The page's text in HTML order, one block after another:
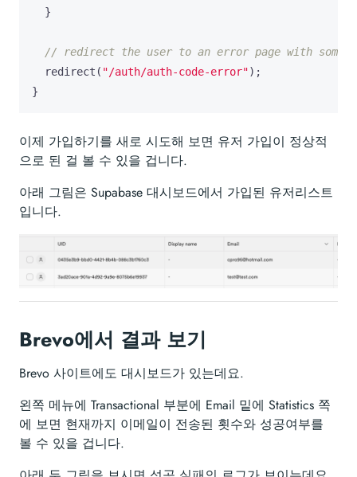
}
redirect ( "/auth/auth-code-error");
}
이제 가입하기를 새로 시도해 보면 유저 가입이 정상적
으로 된 걸 볼 수 있을 겁니다.
아래 그림은 Supabase 대시보드에서 가입된 유저리스트
입니다.
Brevo에서 결과 보기
Brevo 사이트에도 대시보드가 있는데요.
왼쪽 메뉴에 Transactional 부분에 Email 밑에 Statistics 쪽
에 보면 현재까지 이메일이 전송된 횟수와 성공여부를
볼 수 있을 겁니다.